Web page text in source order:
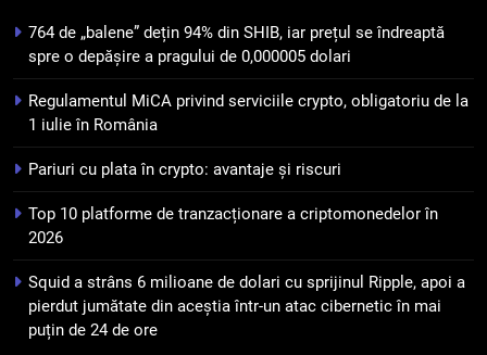
puțin de 24 de ore
6
Banii digitali și arhitectura
încrederii: O nouă viziune asupra
banilor în era digitală
7
WhiteBIT și FC Barcelona
pentru a stimula implicarea
fanilor și inovarea în domeniul
finanțelor digitale
STIRI
8
764 de „balene” dețin 94% din SHIB, iar prețul se îndreaptă
spre o depășire a pragului de 0,000005 dolari
Regulamentul MiCA privind serviciile crypto, obligatoriu de la
1 iulie în România
Pariuri cu plata în crypto: avantaje și riscuri
Top 10 platforme de tranzacționare a criptomonedelor în
2026
Squid a strâns 6 milioane de dolari cu sprijinul Ripple, apoi a
pierdut jumătate din aceștia într-un atac cibernetic în mai
puțin de 24 de ore